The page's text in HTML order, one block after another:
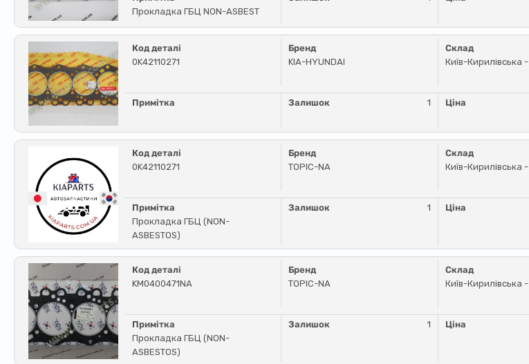
Прокладка ГБЦ NON-ASBEST
Код деталі
0K42110271
Бренд
KIA-HYUNDAI
Склад
Київ-Кирилівська -
Примітка Залишок 1 Ціна
Код деталі
0K42110271
Бренд
TOPIC-NA
Склад
Київ-Кирилівська -
Примітка
Прокладка ГБЦ (NON-
ASBESTOS)
Залишок 1 Ціна
Код деталі
KM0400471NA
Бренд
TOPIC-NA
Склад
Київ-Кирилівська -
Примітка
Прокладка ГБЦ (NON-
ASBESTOS)
Залишок 1 Ціна